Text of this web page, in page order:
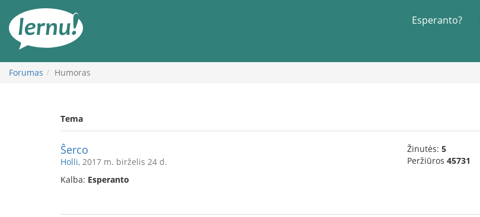
turinį
Esperanto?
Forumas Humoras
Tema
Ŝerco
Holli, 2017 m. birželis 24 d.
Kalba: Esperanto
Žinutės: 5
Peržiūros 45731